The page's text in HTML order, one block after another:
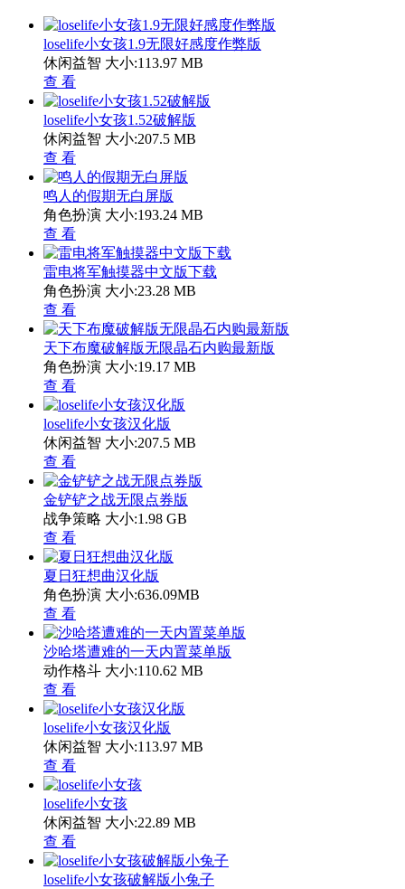
loselife小女孩1.9无限好感度作弊版
休闲益智 大小:113.97 MB
查 看
loselife小女孩1.52破解版
休闲益智 大小:207.5 MB
查 看
鸣人的假期无白屏版
角色扮演 大小:193.24 MB
查 看
雷电将军触摸器中文版下载
角色扮演 大小:23.28 MB
查 看
天下布魔破解版无限晶石内购最新版
角色扮演 大小:19.17 MB
查 看
loselife小女孩汉化版
休闲益智 大小:207.5 MB
查 看
金铲铲之战无限点券版
战争策略 大小:1.98 GB
查 看
夏日狂想曲汉化版
角色扮演 大小:636.09MB
查 看
沙哈塔遭难的一天内置菜单版
动作格斗 大小:110.62 MB
查 看
loselife小女孩汉化版
休闲益智 大小:113.97 MB
查 看
loselife小女孩
休闲益智 大小:22.89 MB
查 看
loselife小女孩破解版小兔子